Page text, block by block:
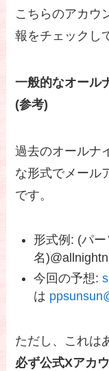
こちらのアカウ
報をチェックし
一般的なオール
(参考)
過去のオールナ
な形式でメール
です。
形式例: (パ
名
今回の予想:
は
ただし、これは
必ず公式Xアカ